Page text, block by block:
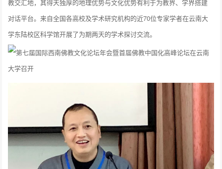
教交汇地，其得天独厚的地理优势与文化优势有利于为教界、学界搭建
对话平台。来自全国各高校及学术研究机构的近70位专家学者在云南大
学东陆校区科学馆开展了为期两天的学术探讨交流。